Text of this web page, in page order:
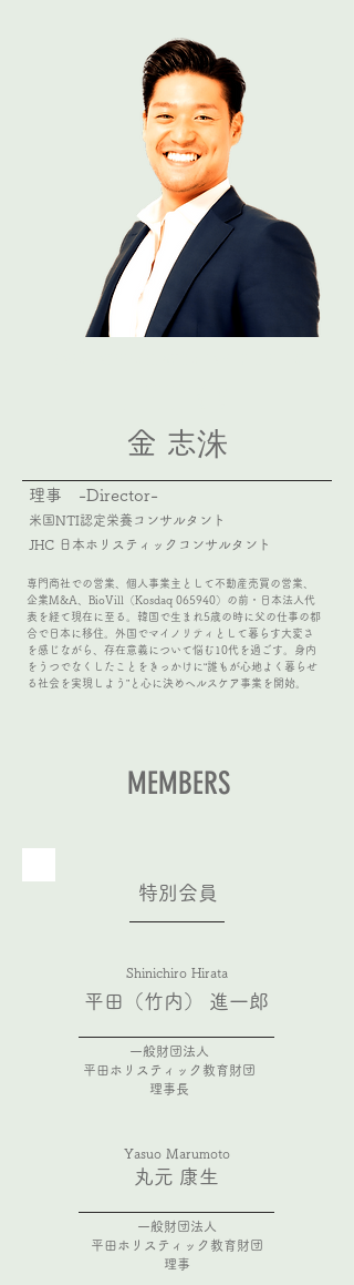
金 志洙
理事 -Director-
米国NTI認定栄養コンサルタント
JHC 日本ホリスティックコンサルタント
専門商社での営業、個人事業主として不動産売買の営業、
企業M&A、BioVill（Kosdaq 065940）の前・日本法人代
表を経て現在に至る。韓国で生まれ5歳の時に父の仕事の都
合で日本に移住。外国でマイノリティとして暮らす大変さ
を感じながら、存在意義について悩む10代を過ごす。身内
をうつでなくしたことをきっかけに“誰もが心地よく暮らせ
る社会を実現しよう”と心に決めヘルスケア事業を開始。
MEMBERS
​特別会員
Shinichiro Hirata
平田（竹内） 進一郎
一般財団法人
平田ホリスティック教育財団
理事長
Yasuo Marumoto
丸元 康生
一般財団法人
平田ホリスティック教育財団
理事